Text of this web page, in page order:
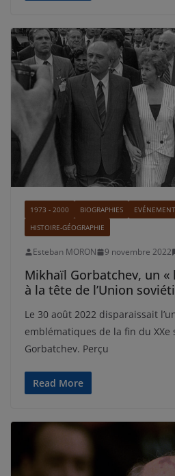
1973 - 2000 BIOGRAPHIES
HISTOIRE-GÉOGRAPHIE
Esteban MORON 9 novembre 2022
Mikhaïl Gorbatchev, un «
à la tête de l’Union
Le 30 août 2022 disparaissait
emblématiques de la fin du XXe
Gorbatchev. Perçu
Read More